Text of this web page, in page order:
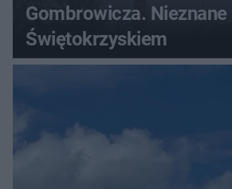
Gombrowicza.
Świętokrzyskiem